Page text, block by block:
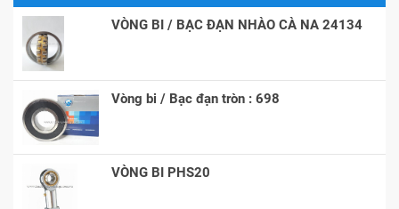
VÒNG BI / BẠC ĐẠN NHÀO CÀ NA 24134
Vòng bi / Bạc đạn tròn : 698
VÒNG BI PHS20